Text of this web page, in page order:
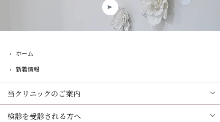
ホーム
新着情報
当クリニックのご案内
検診を受診される方へ